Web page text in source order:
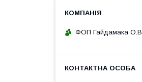
ФОП Гайдамака О.В